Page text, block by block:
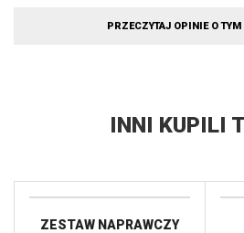
PRZECZYTAJ OPINIE O
INNI KUPILI
ZESTAW NAPRAWCZY